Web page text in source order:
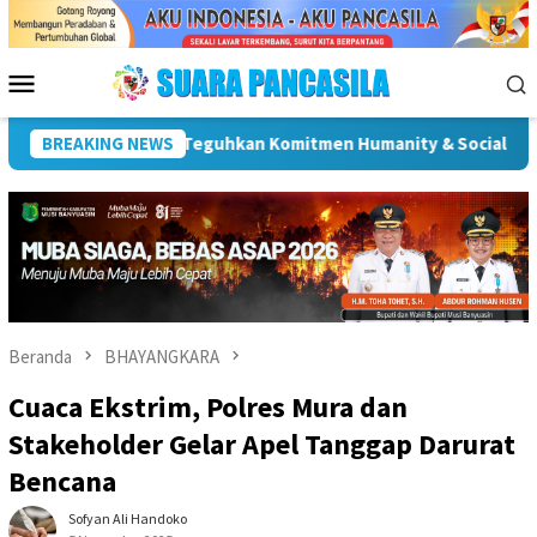
Menu
Mobile
BREAKING NEWS
Kota Malang Gelar Karya Bakti Sambut HUT ke-81 RI,
Beranda BHAYANGKARA
Cuaca Ekstrim, Polres Mura dan
Stakeholder Gelar Apel Tanggap Darurat
Bencana
Sofyan Ali Handoko